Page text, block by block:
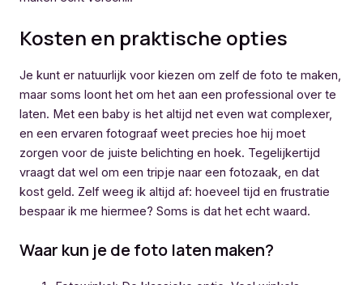
Kosten en praktische opties
Je kunt er natuurlijk voor kiezen om zelf de foto te maken,
maar soms loont het om het aan een professional over te
laten. Met een baby is het altijd net even wat complexer,
en een ervaren fotograaf weet precies hoe hij moet
zorgen voor de juiste belichting en hoek. Tegelijkertijd
vraagt dat wel om een tripje naar een fotozaak, en dat
kost geld. Zelf weeg ik altijd af: hoeveel tijd en frustratie
bespaar ik me hiermee? Soms is dat het echt waard.
Waar kun je de foto laten maken?